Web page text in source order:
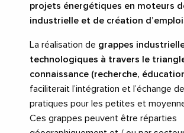
projets énergétiques en moteurs
industrielle et de création
La réalisation de grappes
technologiques à travers le
connaissance (recherche,
faciliterait l’intégration et l’échange
pratiques pour les petites et
Ces grappes peuvent être réparties